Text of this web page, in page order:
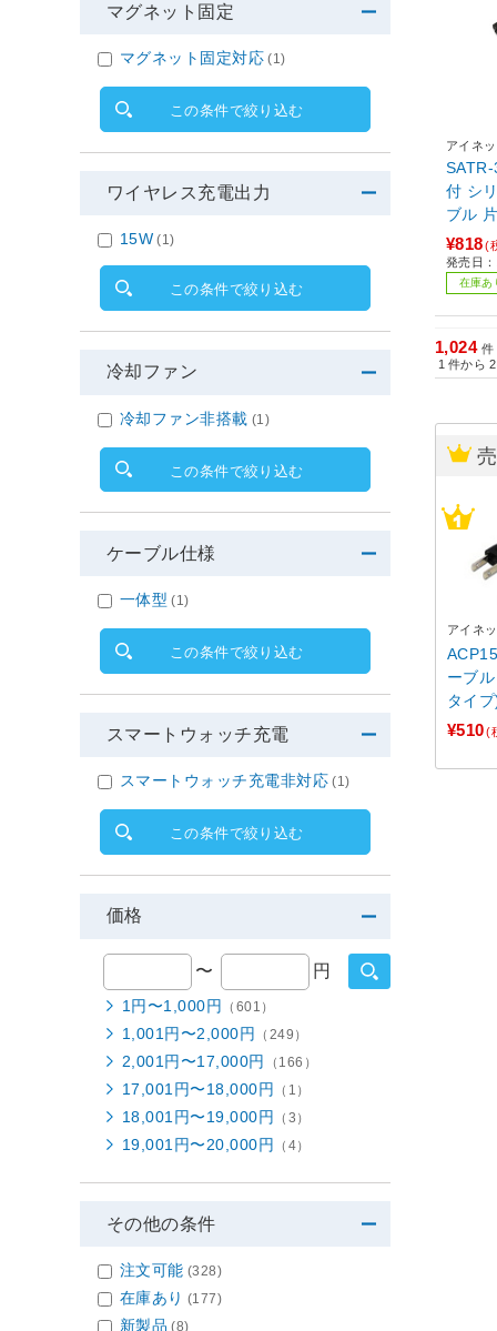
アイネ
付 シ
ブル
¥818 (
発売日
在庫あ
1,024 件
1 件から
アイネ
ーブ
タイプ
¥510 (
マグネット固定
マグネット固定対応 (1)
この条件で絞り込む
ワイヤレス充電出力
15W (1)
この条件で絞り込む
冷却ファン
冷却ファン非搭載 (1)
この条件で絞り込む
ケーブル仕様
一体型 (1)
この条件で絞り込む
スマートウォッチ充電
スマートウォッチ充電非対応 (1)
この条件で絞り込む
価格
〜 円
1円〜1,000円 （601）
1,001円〜2,000円 （249）
2,001円〜17,000円 （166）
17,001円〜18,000円 （1）
18,001円〜19,000円 （3）
19,001円〜20,000円 （4）
その他の条件
注文可能 (328)
在庫あり (177)
新製品 (8)